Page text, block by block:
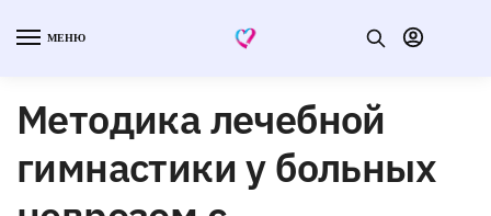
МЕНЮ
Методика лечебной
гимнастики у больных